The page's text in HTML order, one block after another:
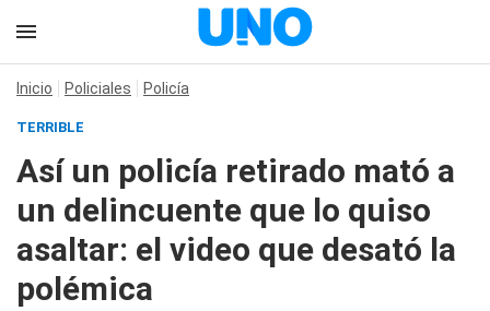
Inicio Policiales Policía
TERRIBLE
Así un policía retirado mató a
un delincuente que lo quiso
asaltar: el video que desató la
polémica